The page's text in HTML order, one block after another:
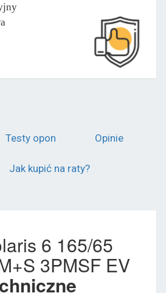
Testy opon Opinie
Jak kupić na raty?
6 165/65
3PMSF EV